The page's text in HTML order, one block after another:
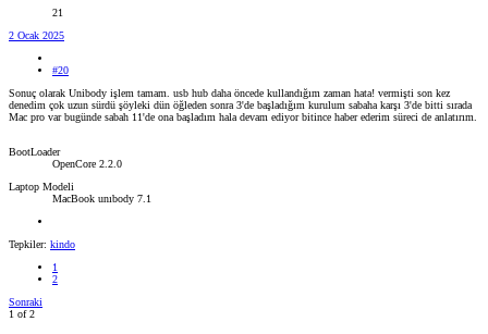
21
2 Ocak 2025
#20
Sonuç olarak Unibody işlem tamam. usb hub daha öncede kullandığım zaman hata! vermişti son kez
denedim çok uzun sürdü şöyleki dün öğleden sonra 3'de başladığım kurulum sabaha karşı 3'de bitti sırada
Mac pro var bugünde sabah 11'de ona başladım hala devam ediyor bitince haber ederim süreci de anlatırım.
BootLoader
OpenCore 2.2.0
Laptop Modeli
MacBook unıbody 7.1
Tepkiler: kindo
1
2
Sonraki
1 of 2